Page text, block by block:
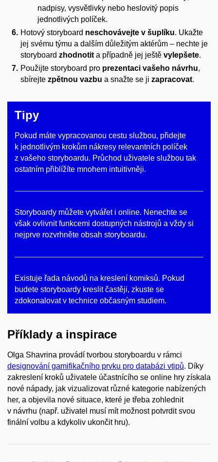
nadpisy, vysvětlivky nebo heslovitý popis
jednotlivých políček.
Hotový storyboard neschovávejte v šuplíku. Ukažte
jej svému týmu a dalším důležitým aktérům – nechte je
storyboard zhodnotita případně jej ještě vylepšete.
Použijte storyboard pro prezentaci vašeho návrhu,
sbírejte zpětnou vazbu a snažte se ji zapracovat.
Tipy
Pokud máte vypracovanou cestu službou, přidejte
k jednotlivým krokům nákresy relevantních políček
z vašeho storyboardu. Průchod uživatele službou tak
ostatním přiblížíte mnohem intuitivněji.
Storyboardy můžete vytvářet i online. Nenechte se
však ovlivnit funkcemi dostupných nástrojů a vždy si
nejprve rozvrhněte obsah storyboardu.
Existuje řada návodů na kreslení komiksů. Pokud
budete storyboardy kreslit častěji, zkuste se
zdokonalovat v technice občasným studiem.
Příklady a inspirace
Olga Shavrina provádí tvorbou storyboardu v rámci
designování gamifikačního prvku pro databázi vtipů. Díky
zakreslení kroků uživatele účastnícího se online hry získala
nové nápady, jak vizualizovat různé kategorie nabízených
her, a objevila nové situace, které je třeba zohlednit
v návrhu (např. uživatel musí mít možnost potvrdit svou
finální volbu a kdykoliv ukončit hru).